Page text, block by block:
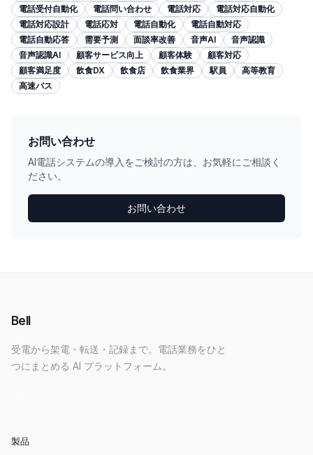
電話受付自動化
電話問い合わせ 電話対応
電話対応自動化
電話対応設計
電話応対 電話自動化
電話自動対応
電話自動応答
需要予測 面談率改善 音声AI
音声認識
音声認識AI
顧客サービス向上 顧客体験
顧客対応
顧客満足度
飲食DX 飲食店 飲食業界 駅員
高等教育
高速バス
お問い合わせ
AI電話システムの導入をご検討の方は、お気軽にご相談く
ださい。
お問い合わせ
Bell
受電から架電・転送・記録まで。電話業務をひと
つにまとめる AI プラットフォーム。
製品